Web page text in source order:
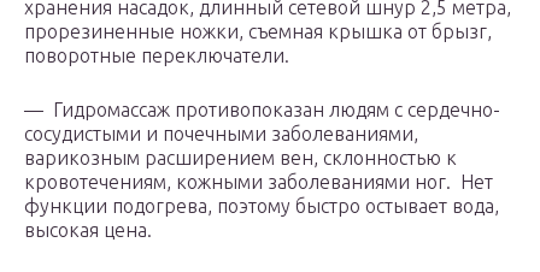
хранения насадок, длинный сетевой шнур 2,5 метра,
прорезиненные ножки, съемная крышка от брызг,
поворотные переключатели.
— Гидромассаж противопоказан людям с сердечно-
сосудистыми и почечными заболеваниями,
варикозным расширением вен, склонностью к
кровотечениям, кожными заболеваниями ног. Нет
функции подогрева, поэтому быстро остывает вода,
высокая цена.